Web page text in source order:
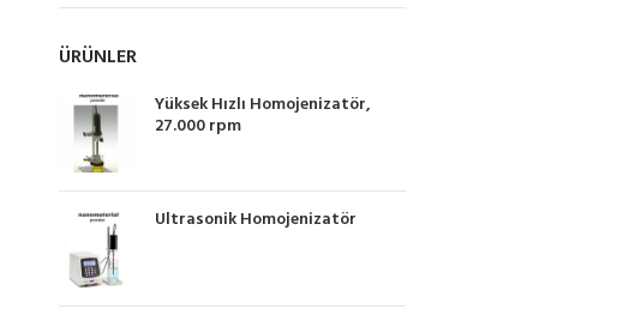
ÜRÜNLER
Yüksek Hızlı Homojenizatör,
27.000 rpm
Ultrasonik Homojenizatör